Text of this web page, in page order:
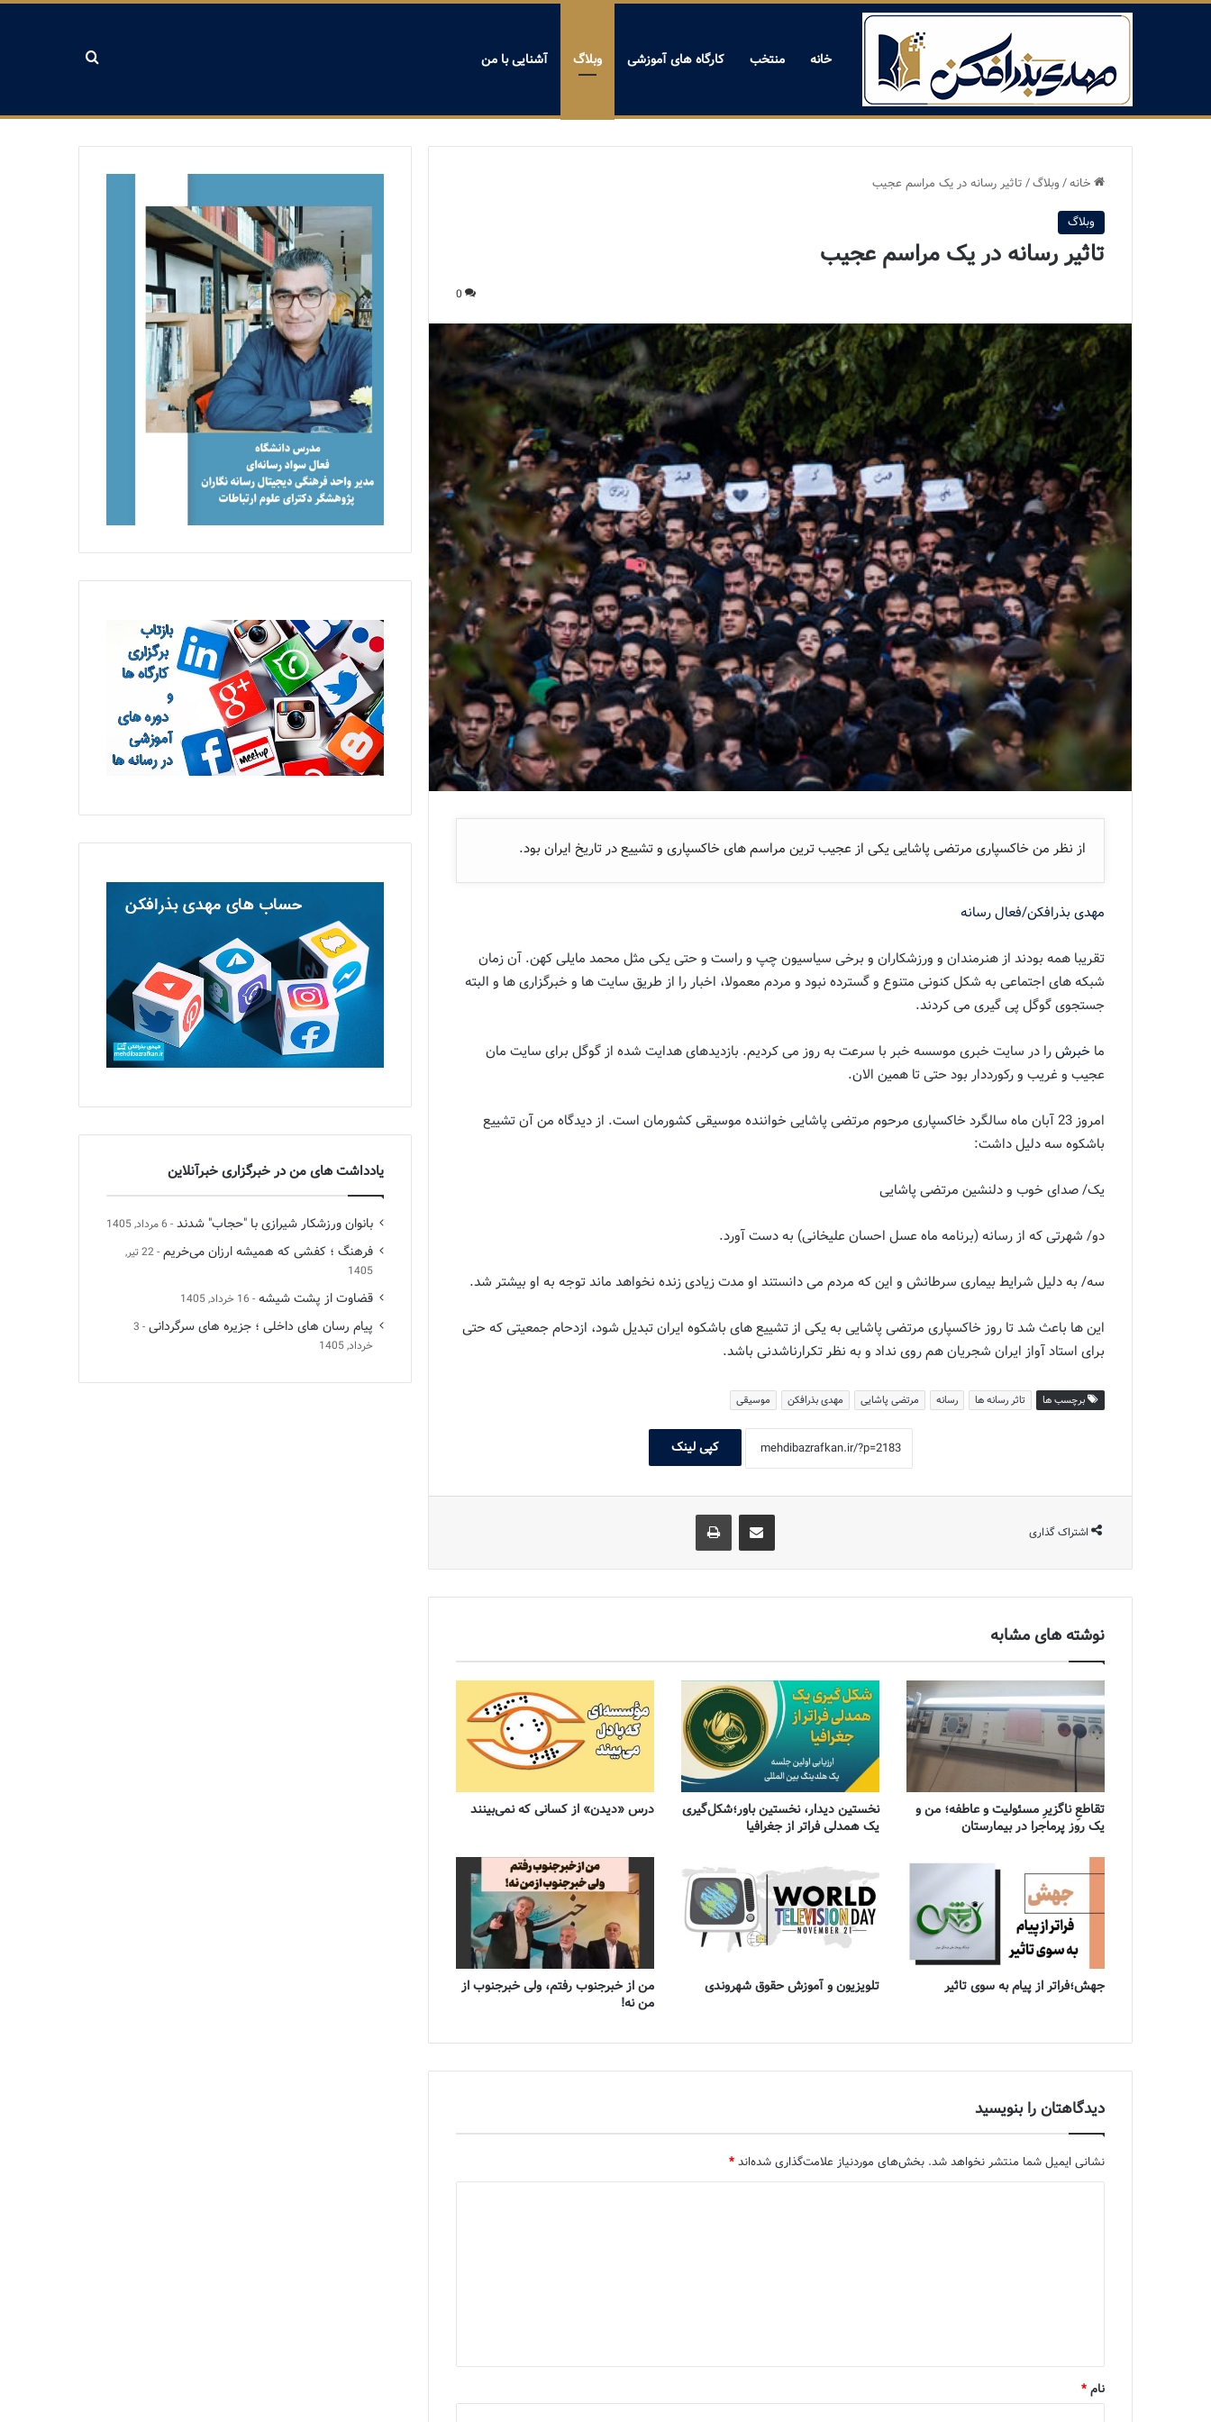
خانه منتخب کارگاه های آموزشی وبلاگ آشنایی با من
خانه/وبلاگ/تاثیر رسانه در یک مراسم عجیب
وبلاگ
تاثیر رسانه در یک مراسم عجیب
0
از نظر من خاکسپاری مرتضی پاشایی یکی از عجیب ترین مراسم های خاکسپاری و تشییع در تاریخ ایران بود.
مهدی بذرافکن/فعال رسانه
تقریبا همه بودند از هنرمندان و ورزشکاران و برخی سیاسیون چپ و راست و حتی یکی مثل محمد مایلی کهن. آن زمان
شبکه های اجتماعی به شکل کنونی متنوع و گسترده نبود و مردم معمولا، اخبار را از طریق سایت ها و خبرگزاری ها و البته
جستجوی گوگل پی گیری می کردند.
ما خبرشرا در سایت خبری موسسه خبر با سرعت به روز می کردیم. بازدیدهای هدایت شده از گوگل برای سایت مان
عجیب و غریب و رکورددار بود حتی تا همین الان.
امروز 23 آبان ماه سالگرد خاکسپاری مرحوم مرتضی پاشایی خواننده موسیقی کشورمان است. از دیدگاه من آن تشییع
باشکوه سه دلیل داشت:
یک/ صدای خوب و دلنشین مرتضی پاشایی
دو/ شهرتی که از رسانه (برنامه ماه عسل احسان علیخانی) به دست آورد.
سه/ به دلیل شرایط بیماری سرطانش و این که مردم می دانستند او مدت زیادی زنده نخواهد ماند توجه به او بیشتر شد.
این ها باعث شد تا روز خاکسپاری مرتضی پاشایی به یکی از تشییع های باشکوه ایران تبدیل شود، ازدحام جمعیتی که حتی
برای استاد آواز ایران شجریان هم روی نداد و به نظر تکرارناشدنی باشد.
برچسب ها تاثر رسانه ها رسانه مرتضی پاشایی مهدی بذرافکن موسیقی
کپی لینک
اشتراک گذاری
اشتراک گذاری با ایمیل
نوشته های مشابه
تقاطعِ ناگزیرِ مسئولیت و عاطفه؛ من و
یک روز پرماجرا در بیمارستان
نخستین دیدار، نخستین باور؛شکل‌گیری
یک همدلی فراتر از جغرافیا
درس «دیدن» از کسانی که نمی‌بینند
جهش؛فراتر از پیام به سوی تاثیر تلویزیون و آموزش حقوق شهروندی
من از خبرجنوب رفتم، ولی خبرجنوب از
من نه!
دیدگاهتان را بنویسید
نشانی ایمیل شما منتشر نخواهد شد. بخش‌های موردنیاز علامت‌گذاری شده‌اند*
نام*
یادداشت های من در خبرگزاری خبرآنلاین
بانوان ورزشکار شیرازی با "حجاب" شدند 6 مرداد, 1405
فرهنگ ؛ کفشی که همیشه ارزان می‌خریم
22 تیر,
1405
قضاوت از پشت شیشه 16 خرداد, 1405
پیام رسان های داخلی ؛ جزیره های سرگردانی 3
خرداد, 1405